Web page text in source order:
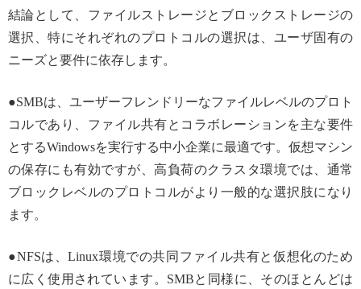
結論として、ファイルストレージとブロックストレージの
選択、特にそれぞれのプロトコルの選択は、ユーザ固有の
ニーズと要件に依存します。
●SMBは、ユーザーフレンドリーなファイルレベルのプロト
コルであり、ファイル共有とコラボレーションを主な要件
とするWindowsを実行する中小企業に最適です。仮想マシン
の保存にも有効ですが、高負荷のクラスタ環境では、通常
ブロックレベルのプロトコルがより一般的な選択肢になり
ます。
●NFSは、Linux環境での共同ファイル共有と仮想化のため
に広く使用されています。SMBと同様に、そのほとんどは